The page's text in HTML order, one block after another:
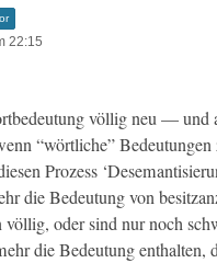
22:15
völ­lig neu — und
“wörtliche”
Prozess
die Bedeu­tung von
oder sind nur noch
die Bedeu­tung enthal­ten,